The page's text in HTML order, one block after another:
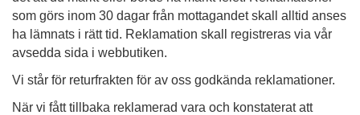
som görs inom 30 dagar från mottagandet skall alltid anses
ha lämnats i rätt tid. Reklamation skall registreras via vår
avsedda sida i webbutiken.
Vi står för returfrakten för av oss godkända reklamationer.
När vi fått tillbaka reklamerad vara och konstaterat att